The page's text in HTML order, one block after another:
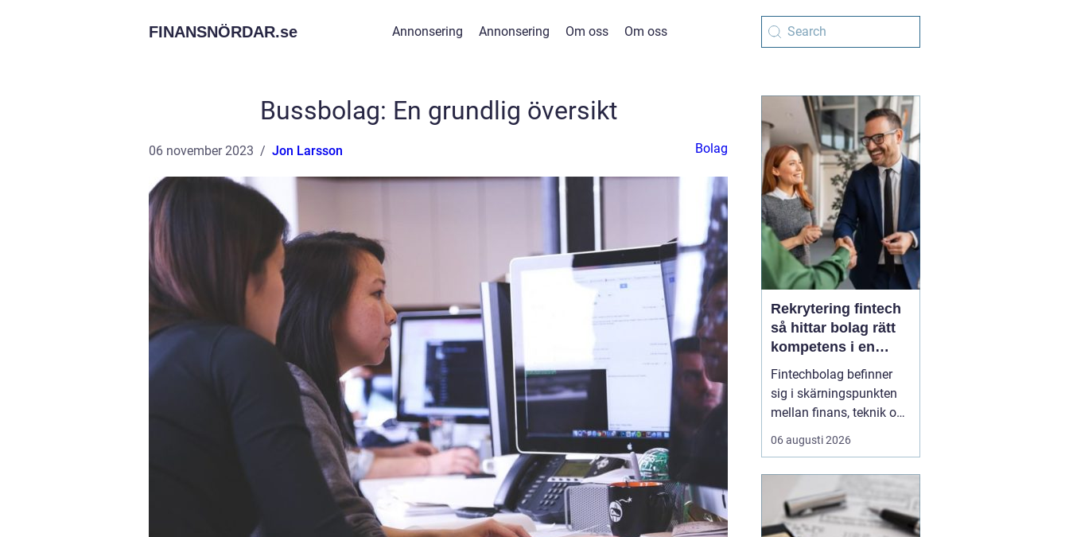
FINANSNÖRDAR.se Annonsering Annonsering Om oss Om oss
Bussbolag: En grundlig översikt
06 november 2023 Jon Larsson Bolag
Rekrytering fintech
så hittar bolag rätt
kompetens i en
reglerad och
snabbföränderlig
bransch
Fintechbolag befinner
sig i skärningspunkten
mellan finans, teknik och
innovation. Tempot är
högt, affärsmodellerna
nya regelverk påverkar
vardagen. Samtidigt
behöver kunderna känna
06 augusti 2026